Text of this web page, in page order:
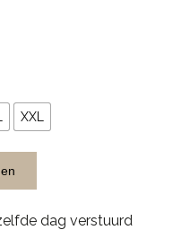
XXL
dag verstuurd